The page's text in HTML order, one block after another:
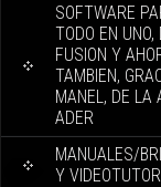
SOFTWARE
TODO EN
FUSION Y
TAMBIEN,
MANEL, DE LA
ADER
MANUALES/
Y